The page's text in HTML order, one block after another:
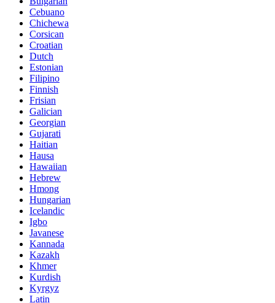
Cebuano
Chichewa
Corsican
Croatian
Dutch
Estonian
Filipino
Finnish
Frisian
Galician
Georgian
Gujarati
Haitian
Hausa
Hawaiian
Hebrew
Hmong
Hungarian
Icelandic
Igbo
Javanese
Kannada
Kazakh
Khmer
Kurdish
Kyrgyz
Latin